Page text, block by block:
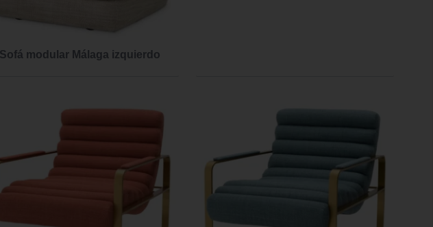
Sofá modular Málaga izquierdo